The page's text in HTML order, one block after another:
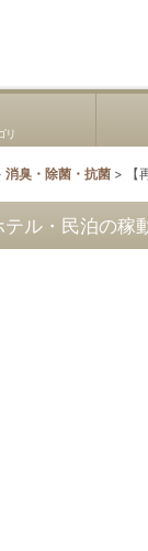
リ
消臭・除菌・抗菌 >
テル・民泊の